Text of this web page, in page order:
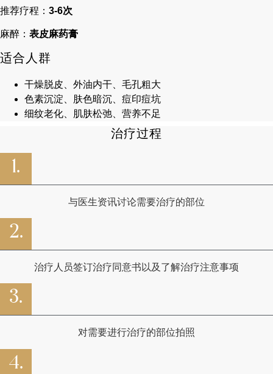
推荐疗程： 3-6次
麻醉： 表皮麻药膏
适合人群
干燥脱皮、外油内干、毛孔粗大
色素沉淀、肤色暗沉、痘印痘坑
细纹老化、肌肤松弛、营养不足
治疗过程
1.
与医生资讯讨论需要治疗的部位
2.
治疗人员签订治疗同意书以及了解治疗注意事项
3.
对需要进行治疗的部位拍照
4.